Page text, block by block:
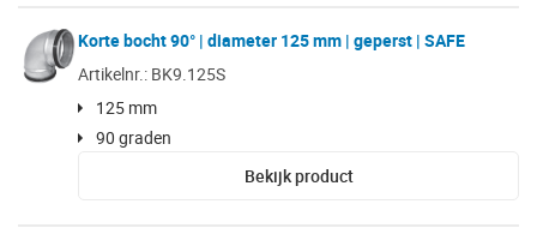
Korte bocht 90° | diameter 125 mm | geperst | SAFE
Artikelnr.: BK9.125S
125 mm
90 graden
Bekijk product